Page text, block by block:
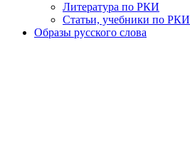
Литература по РКИ
Статьи, учебники по РКИ
Образы русского слова